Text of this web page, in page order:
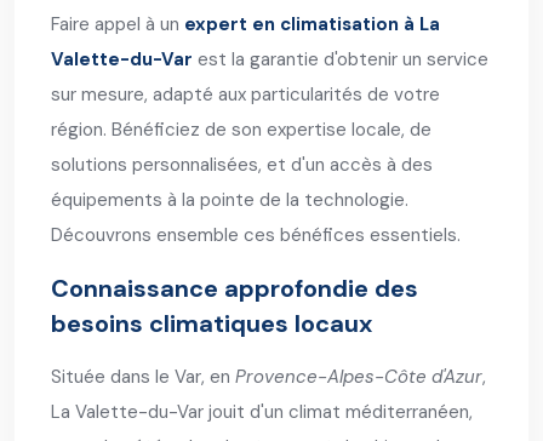
Faire appel à un expert en climatisation à La
Valette-du-Var est la garantie d'obtenir un service
sur mesure, adapté aux particularités de votre
région. Bénéficiez de son expertise locale, de
solutions personnalisées, et d'un accès à des
équipements à la pointe de la technologie.
Découvrons ensemble ces bénéfices essentiels.
Connaissance approfondie des
besoins climatiques locaux
Située dans le Var, en Provence-Alpes-Côte d'Azur,
La Valette-du-Var jouit d'un climat méditerranéen,